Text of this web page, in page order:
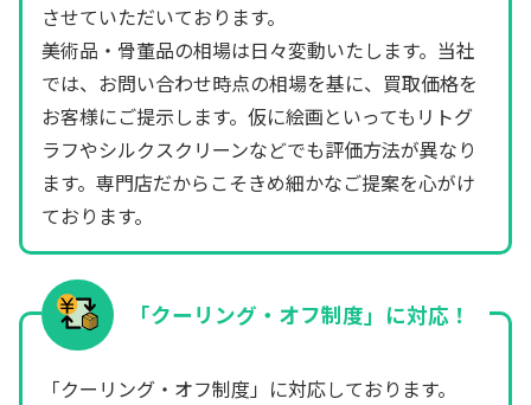
させていただいております。
美術品・骨董品の相場は日々変動いたします。当社
では、お問い合わせ時点の相場を基に、買取価格を
お客様にご提示します。仮に絵画といってもリトグ
ラフやシルクスクリーンなどでも評価方法が異なり
ます。専門店だからこそきめ細かなご提案を心がけ
ております。
「クーリング・オフ制度」に対応！
「クーリング・オフ制度」に対応しております。